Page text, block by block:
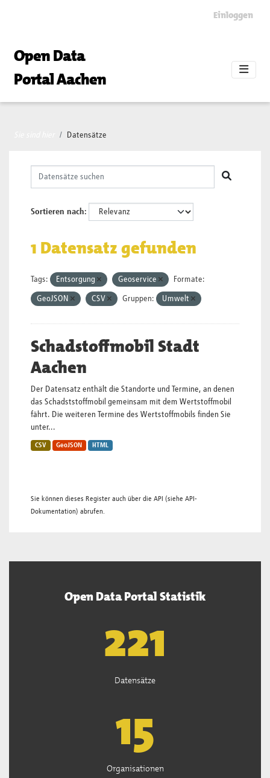
Einloggen
Open Data
Portal Aachen
Datensätze
Sortieren nach
1 Datensatz gefunden
Tags: Entsorgung Geoservice Formate:
GeoJSON CSV Gruppen: Umwelt
Schadstoffmobil Stadt
Aachen
Der Datensatz enthält die Standorte und Termine, an denen
das Schadststoffmobil gemeinsam mit dem Wertstoffmobil
fährt. Die weiteren Termine des Wertstoffmobils finden Sie
unter...
CSV GeoJSON HTML
Sie können dieses Register auch über die API (siehe API-
Dokumentation) abrufen.
Open Data Portal Statistik
222
Datensätze
15
Organisationen